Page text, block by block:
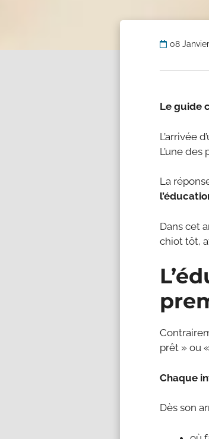
08
Le guide
L’arrivée
L’une
La
Dans cet
chiot tôt,
prêt » ou
Chaque
Dès son